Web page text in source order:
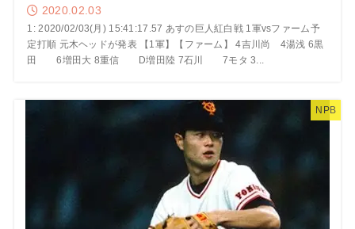
2020.02.03
1: 2020/02/03(月) 15:41:17.57 あすの巨人紅白戦 1軍vsファーム予
定打順 元木ヘッドが発表 【1軍】【ファーム】 4吉川尚 4湯浅 6黒
田 6増田大 8重信 D増田陸 7石川 7モタ 3...
NPB